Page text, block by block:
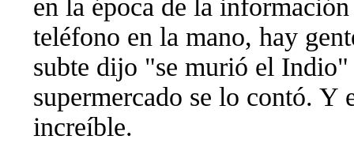
en la época de la
teléfono en la mano, hay
subte dijo "se murió el
supermercado se lo contó. Y
increíble.